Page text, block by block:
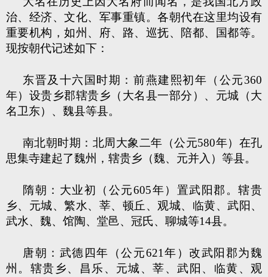
治、经济、文化、军事重镇。各朝代在这里均设有
重要机构，如州、府、路、巡抚、陪都、国都等。
现按朝代记述如下：
东晋及十六国时期：前燕建熙初年（公元360
年）设贵乡郡辖贵乡（大名县一部分）、元城（大
名卫东）、魏县等县。
南北朝时期：北周大象二年（公元580年）在孔
思集寺建起了魏州，辖贵乡（魏、元并入）等县。
隋朝：大业初（公元605年）置武阳郡。辖贵
乡、元城、繁水、莘、顿丘、观城、临黄、武阳、
武水、魏、馆陶、堂邑、冠氏、聊城等14县。
唐朝：武德四年（公元621年）改武阳郡为魏
州。辖贵乡、昌乐、元城、莘、武阳、临黄、观